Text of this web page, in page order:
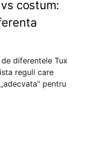
costum:
diferentele Tux
reguli care
pentru